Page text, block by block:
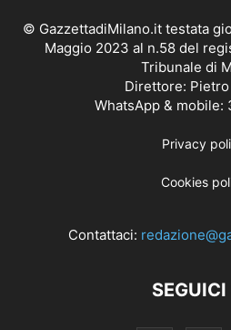
© GazzettadiMilano.it testata
Maggio 2023 al n.58 del
Tribunale di
Direttore:
WhatsApp & mobile:
Privacy
Cookies
Contattaci:
SEGUICI